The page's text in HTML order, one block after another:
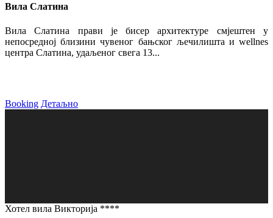
Вила Слатина
Вила Слатина прави је бисер архитектуре смјештен у
непосредној близини чувеног бањског љечилишта и wellnes
центра Слатина, удаљеног свега 13...
Booking Детаљно
Хотел вила Викторија ****